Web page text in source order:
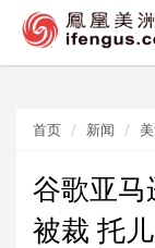
首页 新闻
谷歌亚马
被裁 托